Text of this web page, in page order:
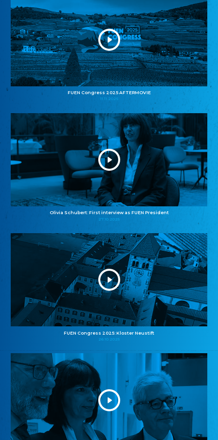
FUEN Congress 2025 AFTERMOVIE
11.11.2025
Olivia Schubert: First interview as FUEN President
27.10.2025
FUEN Congress 2025: Kloster Neustift
26.10.2025